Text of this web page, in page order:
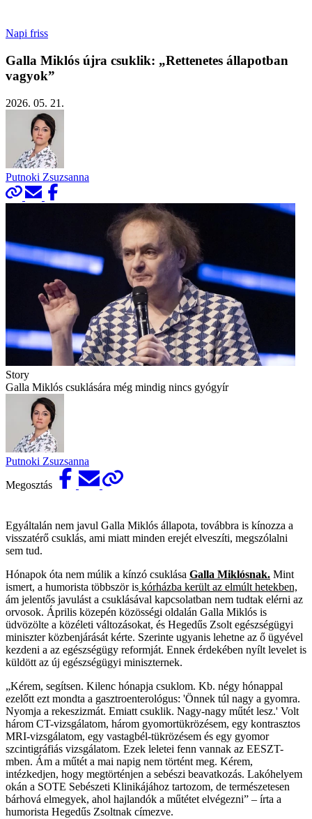
Napi friss
Galla Miklós újra csuklik: „Rettenetes állapotban
vagyok”
2026. 05. 21.
Putnoki Zsuzsanna
Story
Galla Miklós csuklására még mindig nincs gyógyír
Putnoki Zsuzsanna
Megosztás
Egyáltalán nem javul Galla Miklós állapota, továbbra is kínozza a
visszatérő csuklás, ami miatt minden erejét elveszíti, megszólalni
sem tud.
Hónapok óta nem múlik a kínzó csuklása Galla Miklósnak. Mint
ismert, a humorista többször is kórházba került az elmúlt hetekben,
ám jelentős javulást a csuklásával kapcsolatban nem tudtak elérni az
orvosok. Április közepén közösségi oldalán Galla Miklós is
üdvözölte a közéleti változásokat, és Hegedűs Zsolt egészségügyi
miniszter közbenjárását kérte. Szerinte ugyanis lehetne az ő ügyével
kezdeni a az egészségügy reformját. Ennek érdekében nyílt levelet is
küldött az új egészségügyi miniszternek.
„Kérem, segítsen. Kilenc hónapja csuklom. Kb. négy hónappal
ezelőtt ezt mondta a gasztroenterológus: 'Önnek túl nagy a gyomra.
Nyomja a rekeszizmát. Emiatt csuklik. Nagy-nagy műtét lesz.' Volt
három CT-vizsgálatom, három gyomortükrözésem, egy kontrasztos
MRI-vizsgálatom, egy vastagbél-tükrözésem és egy gyomor
szcintigráfiás vizsgálatom. Ezek leletei fenn vannak az EESZT-
mben. Ám a műtét a mai napig nem történt meg. Kérem,
intézkedjen, hogy megtörténjen a sebészi beavatkozás. Lakóhelyem
okán a SOTE Sebészeti Klinikájához tartozom, de természetesen
bárhová elmegyek, ahol hajlandók a műtétet elvégezni” – írta a
humorista Hegedűs Zsoltnak címezve.